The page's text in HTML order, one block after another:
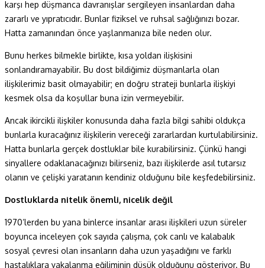
karşı hep düşmanca davranışlar sergileyen insanlardan daha
zararlı ve yıpratıcıdır. Bunlar fiziksel ve ruhsal sağlığınızı bozar.
Hatta zamanından önce yaşlanmanıza bile neden olur.
Bunu herkes bilmekle birlikte, kısa yoldan ilişkisini
sonlandıramayabilir. Bu dost bildiğimiz düşmanlarla olan
ilişkilerimiz basit olmayabilir; en doğru strateji bunlarla ilişkiyi
kesmek olsa da koşullar buna izin vermeyebilir.
Ancak ikircikli ilişkiler konusunda daha fazla bilgi sahibi oldukça
bunlarla kuracağınız ilişkilerin vereceği zararlardan kurtulabilirsiniz.
Hatta bunlarla gerçek dostluklar bile kurabilirsiniz. Çünkü hangi
sinyallere odaklanacağınızı bilirseniz, bazı ilişkilerde asıl tutarsız
olanın ve çelişki yaratanın kendiniz olduğunu bile keşfedebilirsiniz.
Dostluklarda nitelik önemli, nicelik değil
1970’lerden bu yana binlerce insanlar arası ilişkileri uzun süreler
boyunca inceleyen çok sayıda çalışma, çok canlı ve kalabalık
sosyal çevresi olan insanların daha uzun yaşadığını ve farklı
hastalıklara yakalanma eğiliminin düşük olduğunu gösteriyor. Bu